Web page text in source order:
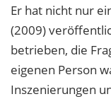
Er hat nicht nur
(2009)
betrieben, die
eigenen Person
Inszenierungen